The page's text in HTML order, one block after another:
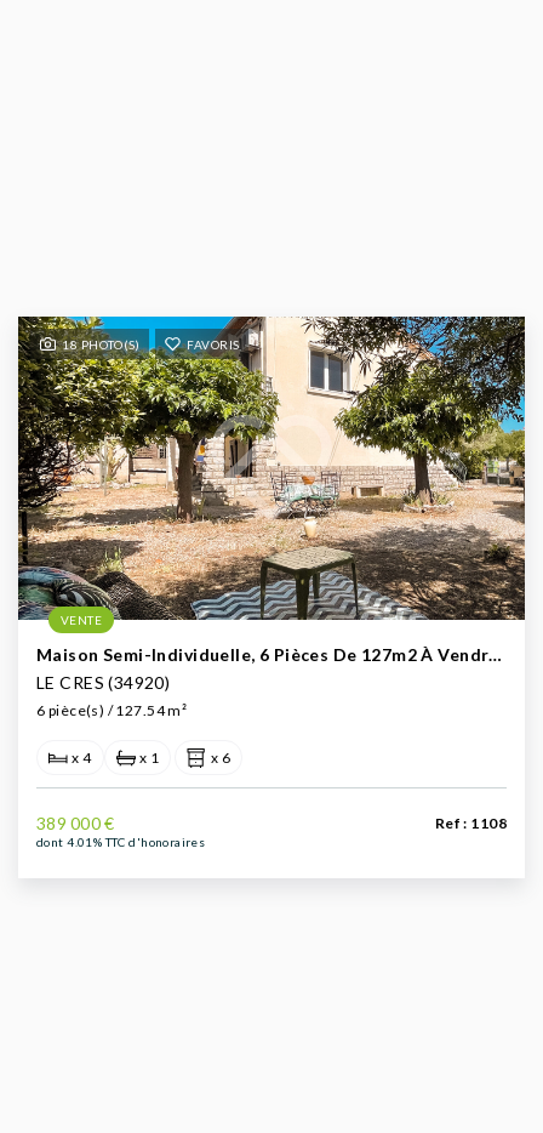
18 PHOTO(S) FAVORIS
VENTE
Maison Semi-Individuelle, 6 Pièces De 127m2 À Vendre - Le Crès (proche Montpellier)
LE CRES (34920)
6 pièce(s) / 127.54 m²
x 1 x 6
x 4
389 000 €
dont 4.01% TTC d'honoraires
Ref : 1108